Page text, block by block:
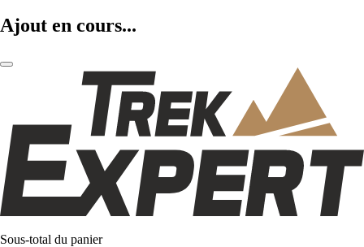
Ajout en cours...
Sous-total du panier